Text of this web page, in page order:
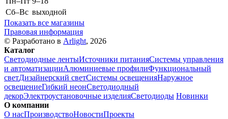
Сб–Вс выходной
Показать все магазины
Правовая информация
© Разработано в Arlight, 2026
Каталог
Светодиодные лентыИсточники питанияСистемы управления
и автоматизацииАлюминиевые профилиФункциональный
светДизайнерский светСистемы освещенияНаружное
освещениеГибкий неонСветодиодный
декорЭлектроустановочные изделияСветодиоды Новинки
О компании
О насПроизводствоНовостиПроекты